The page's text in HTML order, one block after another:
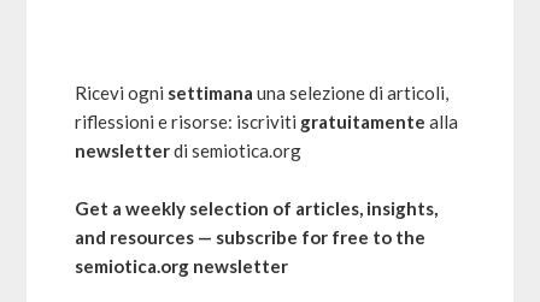
Ricevi ogni settimana una selezione di articoli,
riflessioni e risorse: iscriviti gratuitamente alla
newsletterdi semiotica.org
Get a weekly selection of articles, insights,
and resources — subscribe for free to the
semiotica.org newsletter